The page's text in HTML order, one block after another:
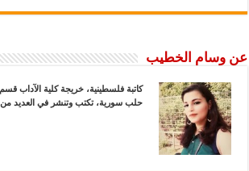
عن وسام الخطيب
كاتبة فلسطينية، خريجة كلية الآداب
حلب سورية، تكتب وتنشر في العديد من